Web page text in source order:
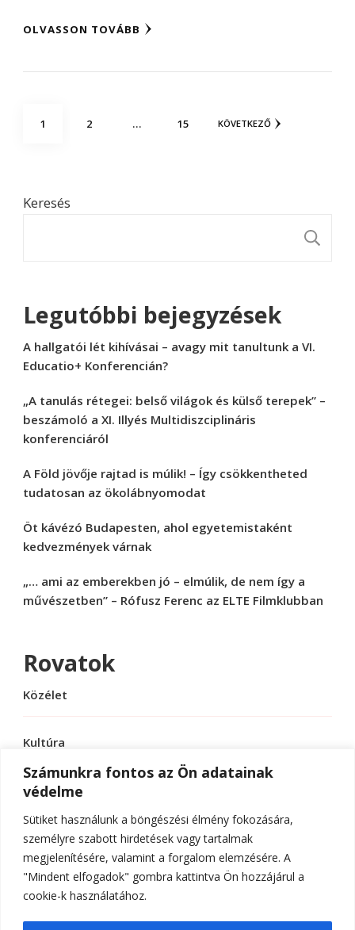
Számunkra fontos az Ön adatainak
védelme
Sütiket használunk a böngészési élmény fokozására,
személyre szabott hirdetések vagy tartalmak
megjelenítésére, valamint a forgalom elemzésére. A
"Mindent elfogadok" gombra kattintva Ön hozzájárul a
cookie-k használatához.
OLVASSON TOVÁBB
Bejegyzések
OLDAL
1 OLDAL
2 … OLDAL
15 KÖVETKEZŐ
Keresés
Legutóbbi bejegyzések
A hallgatói lét kihívásai – avagy mit tanultunk a VI.
Educatio+ Konferencián?
„A tanulás rétegei: belső világok és külső terepek” –
beszámoló a XI. Illyés Multidiszciplináris
konferenciáról
A Föld jövője rajtad is múlik! – Így csökkentheted
tudatosan az ökolábnyomodat
Öt kávézó Budapesten, ahol egyetemistaként
kedvezmények várnak
„… ami az emberekben jó – elmúlik, de nem így a
művészetben” – Rófusz Ferenc az ELTE Filmklubban
Rovatok
Közélet
Kultúra
Sport
Tudomány